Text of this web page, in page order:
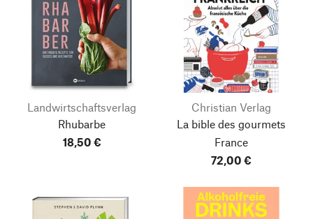
Landwirtschaftsverlag
Rhubarbe
18,50 €
Christian Verlag
La bible des gourmets
France
72,00 €